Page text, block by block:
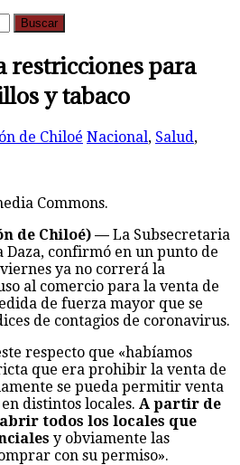
restricciones para
y tabaco
de Chiloé Nacional, Salud,
Commons.
de Chiloé) — La Subsecretaria
Daza, confirmó en un punto de
ya no correrá la
al comercio para la venta de
de fuerza mayor que se
de contagios de coronavirus.
respecto que «habíamos
que era prohibir la venta de
se pueda permitir venta
distintos locales. A partir de
todos los locales que
y obviamente las
con su permiso».